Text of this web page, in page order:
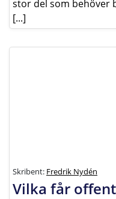
stor del som behöver
[...]
Skribent: Fredrik Nydén
Vilka får